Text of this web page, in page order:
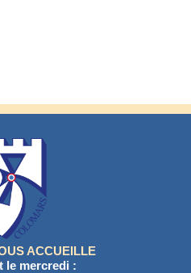
ACCUEILLE
le mercredi :